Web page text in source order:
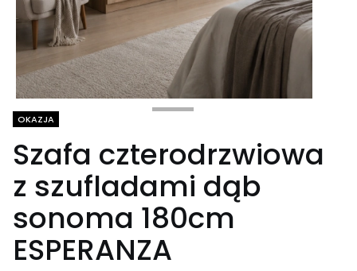
Tagi produktu
OKAZJA
Szafa czterodrzwiowa
z szufladami dąb
sonoma 180cm
ESPERANZA